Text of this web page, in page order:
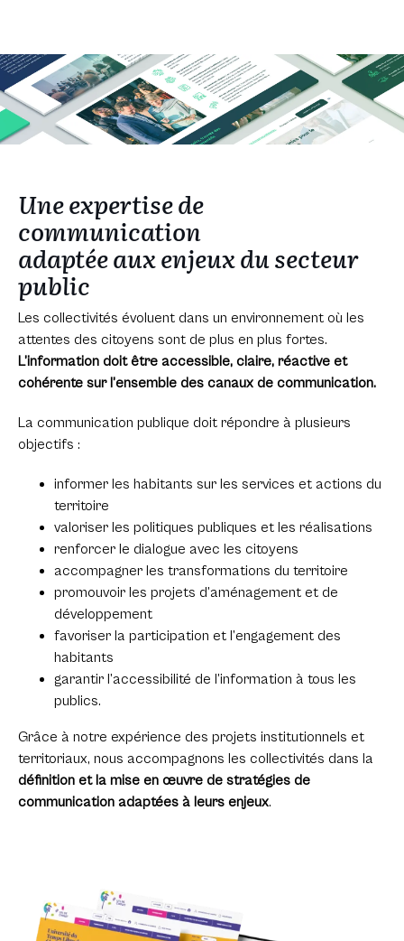
Une expertise de
communication
adaptée aux enjeux du secteur
public
Les collectivités évoluent dans un environnement où les
attentes des citoyens sont de plus en plus fortes.
L’information doit être accessible, claire, réactive et
cohérente sur l’ensemble des canaux de communication.
La communication publique doit répondre à plusieurs
objectifs :
informer les habitants sur les services et actions du
territoire
valoriser les politiques publiques et les réalisations
renforcer le dialogue avec les citoyens
accompagner les transformations du territoire
promouvoir les projets d’aménagement et de
développement
favoriser la participation et l’engagement des
habitants
garantir l’accessibilité de l’information à tous les
publics.
Grâce à notre expérience des projets institutionnels et
territoriaux, nous accompagnons les collectivités dans la
définition et la mise en œuvre de stratégies de
communication adaptées à leurs enjeux.